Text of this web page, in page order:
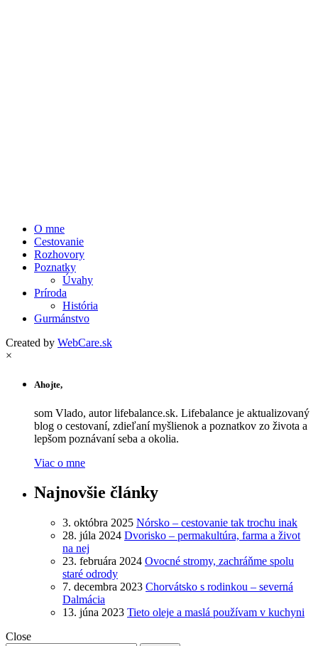
O mne
Cestovanie
Rozhovory
Poznatky
Úvahy
Príroda
História
Gurmánstvo
Created by WebCare.sk
×
Ahojte,
som Vlado, autor lifebalance.sk. Lifebalance je aktualizovaný
blog o cestovaní, zdieľaní myšlienok a poznatkov zo života a
lepšom poznávaní seba a okolia.
Viac o mne
Najnovšie články
3. októbra 2025 Nórsko – cestovanie tak trochu inak
28. júla 2024 Dvorisko – permakultúra, farma a život
na nej
23. februára 2024 Ovocné stromy, zachráňme spolu
staré odrody
7. decembra 2023 Chorvátsko s rodinkou – severná
Dalmácia
13. júna 2023 Tieto oleje a maslá používam v kuchyni
Close